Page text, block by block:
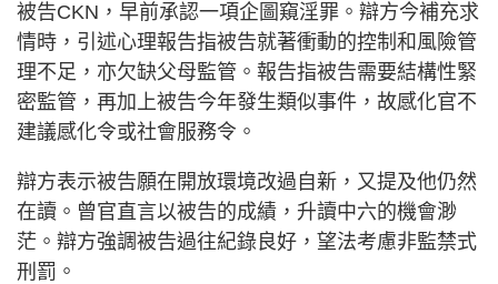
被告CKN，早前承認一項企圖窺淫罪。辯方今補充求
情時，引述心理報告指被告就著衝動的控制和風險管
理不足，亦欠缺父母監管。報告指被告需要結構性緊
密監管，再加上被告今年發生類似事件，故感化官不
建議感化令或社會服務令。
辯方表示被告願在開放環境改過自新，又提及他仍然
在讀。曾官直言以被告的成績，升讀中六的機會渺
茫。辯方強調被告過往紀錄良好，望法考慮非監禁式
刑罰。